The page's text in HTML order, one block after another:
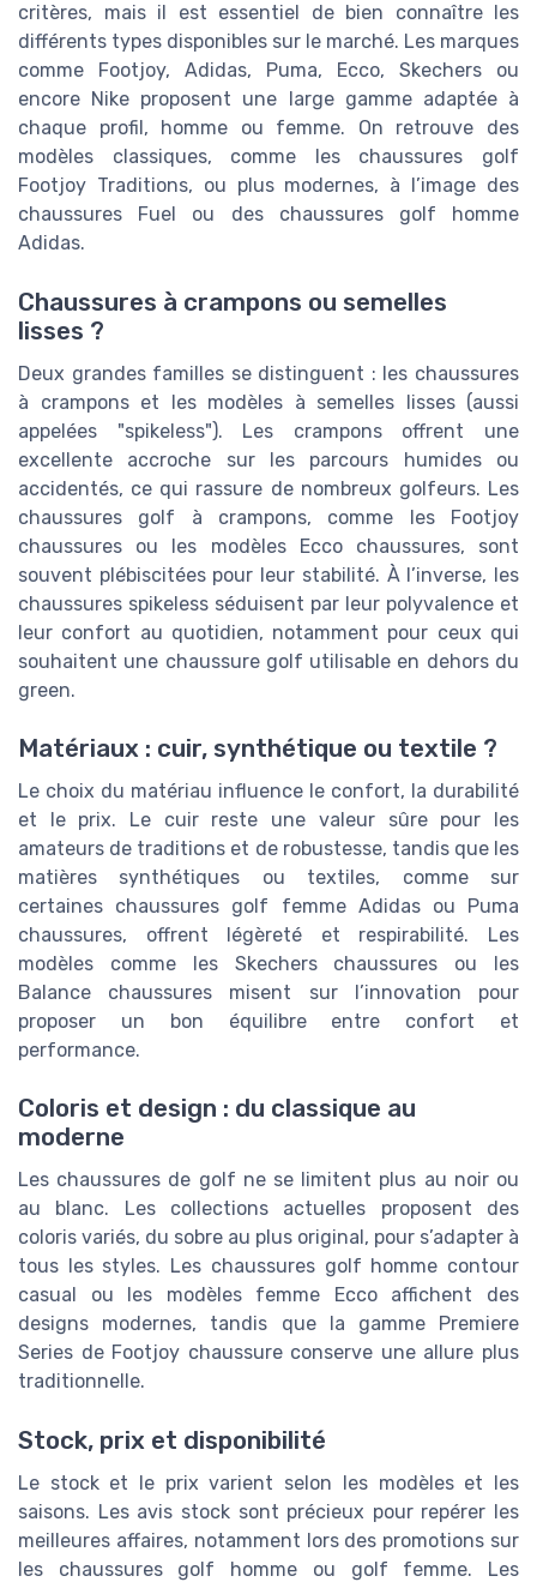
critères, mais il est essentiel de bien connaître les
différents types disponibles sur le marché. Les marques
comme Footjoy, Adidas, Puma, Ecco, Skechers ou
encore Nike proposent une large gamme adaptée à
chaque profil, homme ou femme. On retrouve des
modèles classiques, comme les chaussures golf
Footjoy Traditions, ou plus modernes, à l’image des
chaussures Fuel ou des chaussures golf homme
Adidas.
Chaussures à crampons ou semelles
lisses ?
Deux grandes familles se distinguent : les chaussures
à crampons et les modèles à semelles lisses (aussi
appelées "spikeless"). Les crampons offrent une
excellente accroche sur les parcours humides ou
accidentés, ce qui rassure de nombreux golfeurs. Les
chaussures golf à crampons, comme les Footjoy
chaussures ou les modèles Ecco chaussures, sont
souvent plébiscitées pour leur stabilité. À l’inverse, les
chaussures spikeless séduisent par leur polyvalence et
leur confort au quotidien, notamment pour ceux qui
souhaitent une chaussure golf utilisable en dehors du
green.
Matériaux : cuir, synthétique ou textile ?
Le choix du matériau influence le confort, la durabilité
et le prix. Le cuir reste une valeur sûre pour les
amateurs de traditions et de robustesse, tandis que les
matières synthétiques ou textiles, comme sur
certaines chaussures golf femme Adidas ou Puma
chaussures, offrent légèreté et respirabilité. Les
modèles comme les Skechers chaussures ou les
Balance chaussures misent sur l’innovation pour
proposer un bon équilibre entre confort et
performance.
Coloris et design : du classique au
moderne
Les chaussures de golf ne se limitent plus au noir ou
au blanc. Les collections actuelles proposent des
coloris variés, du sobre au plus original, pour s’adapter à
tous les styles. Les chaussures golf homme contour
casual ou les modèles femme Ecco affichent des
designs modernes, tandis que la gamme Premiere
Series de Footjoy chaussure conserve une allure plus
traditionnelle.
Stock, prix et disponibilité
Le stock et le prix varient selon les modèles et les
saisons. Les avis stock sont précieux pour repérer les
meilleures affaires, notamment lors des promotions sur
les chaussures golf homme ou golf femme. Les